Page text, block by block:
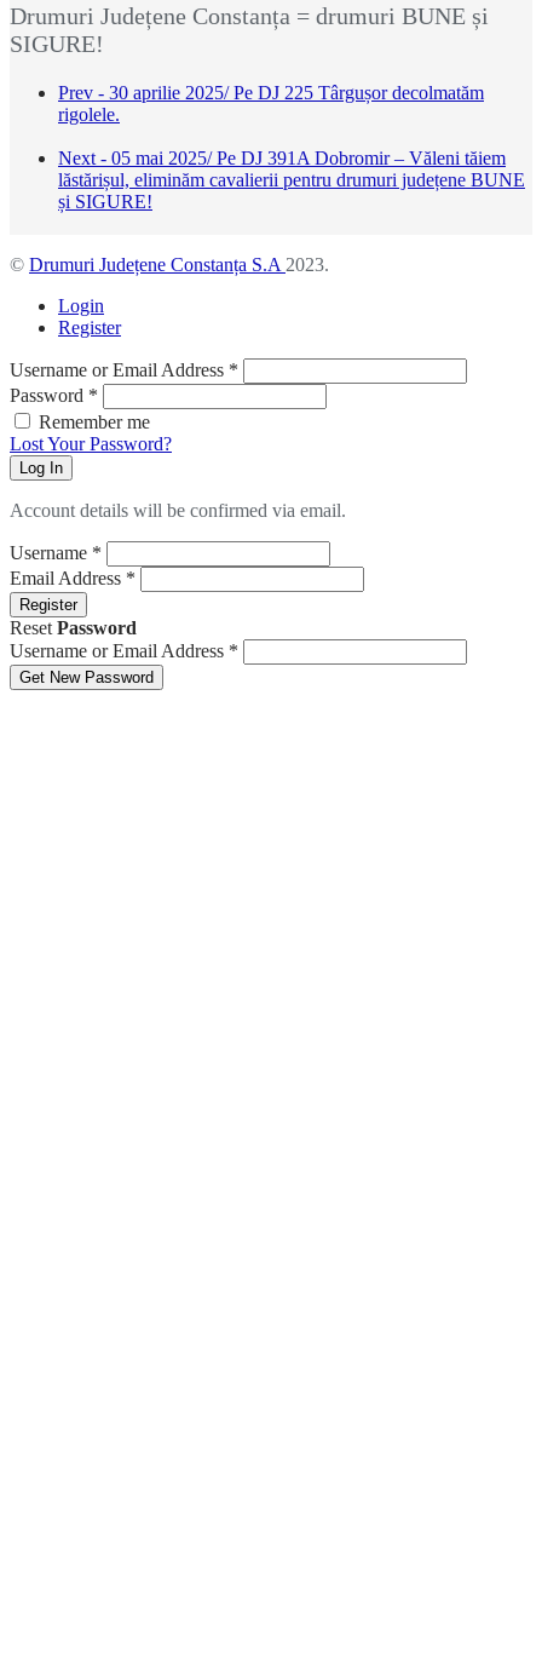
Drumuri Județene Constanța = drumuri BUNE și
SIGURE!
Prev - 30 aprilie 2025/ Pe DJ 225 Târgușor decolmatăm
rigolele.
Next - 05 mai 2025/ Pe DJ 391A Dobromir – Văleni tăiem
lăstărișul, eliminăm cavalierii pentru drumuri județene BUNE
și SIGURE!
© Drumuri Județene Constanța S.A 2023.
Login
Register
Username or Email Address *
Password *
Remember me
Lost Your Password?
Log In
Account details will be confirmed via email.
Username *
Email Address *
Register
Reset Password
Username or Email Address *
Get New Password